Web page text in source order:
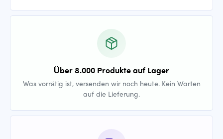
Über 8.000 Produkte auf Lager
Was vorrätig ist, versenden wir noch heute. Kein Warten
auf die Lieferung.